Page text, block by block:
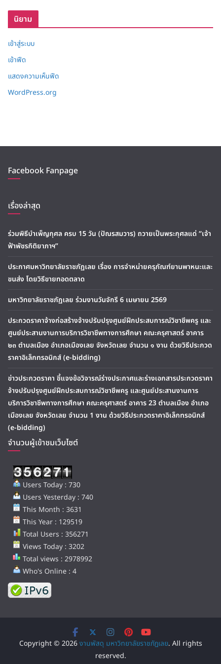
นิยาม
เข้าสู่ระบบ
เข้าฟีด
แสดงความเห็นฟีด
WordPress.org
Facebook Fanpage
เรื่องล่าสุด
ร่วมพิธีบำเพ็ญกุศล ครบ 15 วัน (ปัณรสมวาร) ถวายเป็นพระกุศลแด่ “เจ้า
ฟ้าพัชรกิติยาภาฯ”
ประกาศมหาวิทยาลัยราชภัฏเลย เรื่อง การจำหน่ายครุภัณฑ์ยานพาหนะและ
ขนส่ง โดยวิธีขายทอดตลาด
มหาวิทยาลัยราชภัฏเลย ร่วมงานวันจักรี 6 เมษายน 2569
ประกวดราคาจ้างก่อสร้างจ้างปรับปรุงศูนย์ฝึกประสบการณ์วิชาชีพครู และ
ศูนย์ประสานงานการบริการวิชาชีพทางการศึกษา คณะครุศาสตร์ อาคาร
๒๓ ตำบลเมือง อำเภอเมืองเลย จังหวัดเลย จำนวน ๑ งาน ด้วยวิธีประกวด
ราคาอิเล็กทรอนิกส์ (e-bidding)
ข่าวประกวดราคา ชี้แจงข้อวิจารณ์ร่างประกาศและร่างเอกสารประกวดราคา
จ้างปรับปรุงศูนย์ฝึกประสบการณ์วิชาชีพครู และศูนย์ประสานงานการ
บริการวิชาชีพทางการศึกษา คณะครุศาสตร์ อาคาร 23 ตำบลเมือง อำเภอ
เมืองเลย จังหวัดเลย จำนวน 1 งาน ด้วยวิธีประกวดราคาอิเล็กทรอนิกส์
(e-bidding)
จำนวนผู้เข้าชมเว็บไซต์
Users Today : 730
Users Yesterday : 740
This Month : 3631
This Year : 129519
Total Users : 356271
Views Today : 3202
Total views : 2978992
Who's Online : 4
Copyright © 2026งานพัสดุ มหาวิทยาลัยราชภัฏเลย. All rights
reserved.